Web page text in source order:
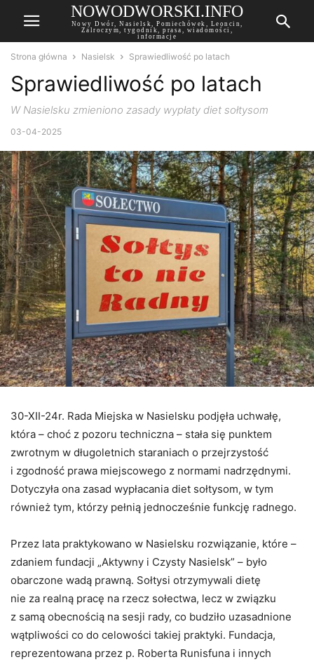
NOWODWORSKI.INFO
Nowy Dwór, Nasielsk, Pomiechówek, Leoncin,
Zalroczym, tygodnik, prasa, wiadomości,
informacje
Strona główna Nasielsk Sprawiedliwość po latach
Sprawiedliwość po latach
W Nasielsku zmieniono zasady wypłaty diet sołtysom
03-04-2025
30-XII-24r. Rada Miejska w Nasielsku podjęła uchwałę,
która – choć z pozoru techniczna – stała się punktem
zwrotnym w długoletnich staraniach o przejrzystość
i zgodność prawa miejscowego z normami nadrzędnymi.
Dotyczyła ona zasad wypłacania diet sołtysom, w tym
również tym, którzy pełnią jednocześnie funkcję radnego.
Przez lata praktykowano w Nasielsku rozwiązanie, które –
zdaniem fundacji „Aktywny i Czysty Nasielsk” – było
obarczone wadą prawną. Sołtysi otrzymywali dietę
nie za realną pracę na rzecz sołectwa, lecz w związku
z samą obecnością na sesji rady, co budziło uzasadnione
wątpliwości co do celowości takiej praktyki. Fundacja,
reprezentowana przez p. Roberta Runisfuna i innych